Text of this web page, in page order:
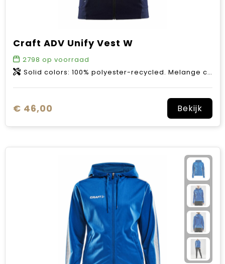
Craft ADV Unify Vest W
2798 op voorraad
Solid colors: 100% polyester-recycled. Melange colors: 60% polyester-recycled, 40% polyester.
€ 46,00 Bekijk